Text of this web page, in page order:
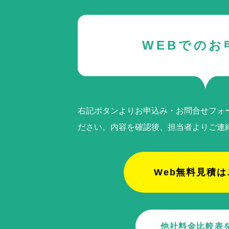
WEBでのお
右記ボタンよりお申込み・お問合せフォ
ださい。内容を確認後、担当者よりご連
Web無料見積は
他社料金比較表